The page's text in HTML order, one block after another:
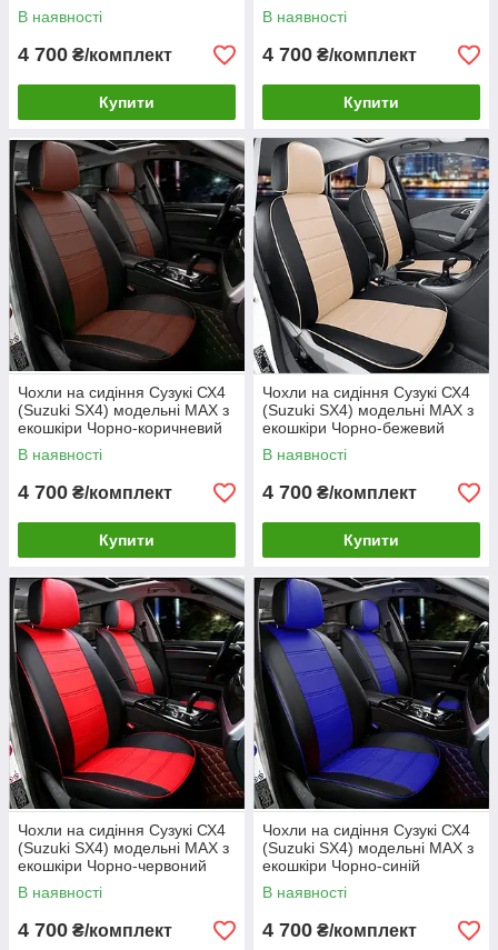
В наявності
4 700 ₴/комплект
Купити
В наявності
4 700 ₴/комплект
Купити
Чохли на сидіння Сузукі СХ4
(Suzuki SX4) модельні MAX з
екошкіри Чорно-коричневий
В наявності
4 700 ₴/комплект
Купити
Чохли на сидіння Сузукі СХ4
(Suzuki SX4) модельні MAX з
екошкіри Чорно-бежевий
В наявності
4 700 ₴/комплект
Купити
Чохли на сидіння Сузукі СХ4
(Suzuki SX4) модельні MAX з
екошкіри Чорно-червоний
В наявності
4 700 ₴/комплект
Чохли на сидіння Сузукі СХ4
(Suzuki SX4) модельні MAX з
екошкіри Чорно-синій
В наявності
4 700 ₴/комплект